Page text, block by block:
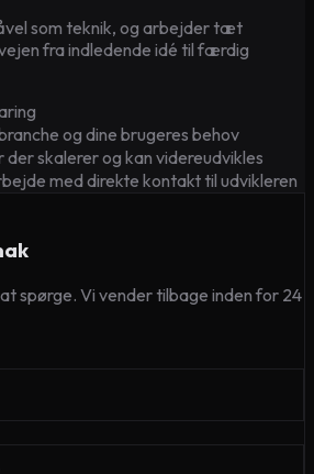
som teknik, og arbejder tæt
fra indledende idé til færdig
og dine brugeres behov
skalerer og kan videreudvikles
med direkte kontakt til udvikleren
spørge. Vi vender tilbage inden for 24